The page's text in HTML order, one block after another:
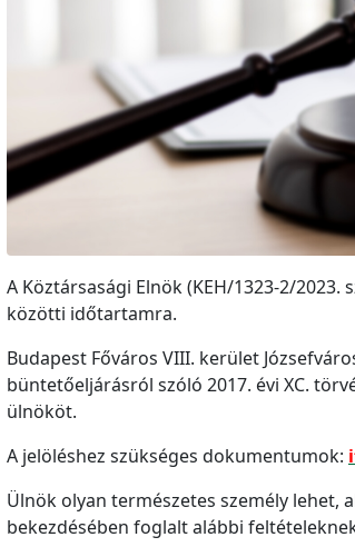
A Köztársasági Elnök (KEH/1323-2/
közötti időtartamra.
Budapest Főváros VIII. kerület
büntetőeljárásról szóló 2017. évi XC.
ülnököt.
A jelöléshez szükséges dokumentumok:
Ülnök olyan természetes személy lehet,
bekezdésében foglalt alábbi